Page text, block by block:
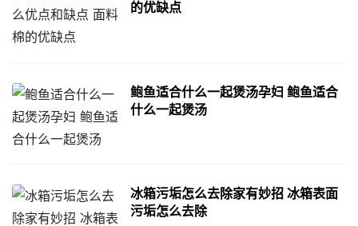
的优缺点
鲍鱼适合什么一起煲汤孕妇 鲍鱼适合
什么一起煲汤
冰箱污垢怎么去除家有妙招 冰箱表面
污垢怎么去除